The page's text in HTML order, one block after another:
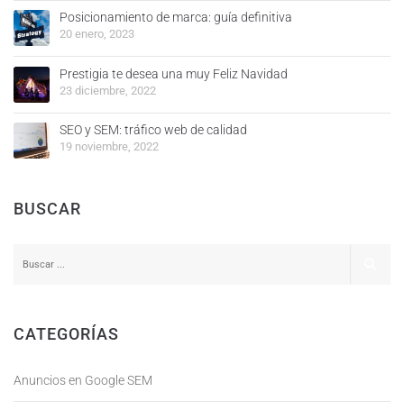
Posicionamiento de marca: guía definitiva
20 enero, 2023
Prestigia te desea una muy Feliz Navidad
23 diciembre, 2022
SEO y SEM: tráfico web de calidad
19 noviembre, 2022
BUSCAR
CATEGORÍAS
Anuncios en Google SEM